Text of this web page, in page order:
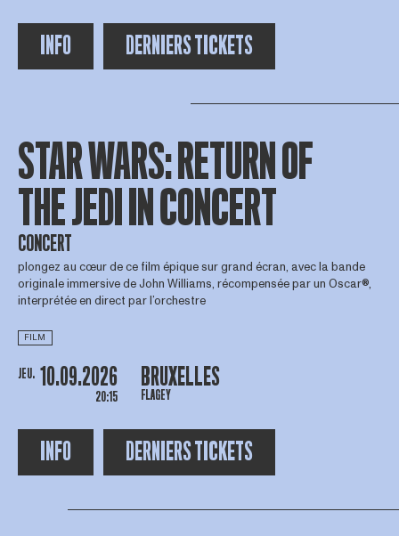
INFO DERNIERS TICKETS
STAR WARS: RETURN OF
THE JEDI IN CONCERT
CONCERT
plongez au cœur de ce film épique sur grand écran, avec la bande
originale immersive de John Williams, récompensée par un Oscar®,
interprétée en direct par l’orchestre
FILM
JEU. 10.09.2026
20:15
BRUXELLES
FLAGEY
INFO DERNIERS TICKETS